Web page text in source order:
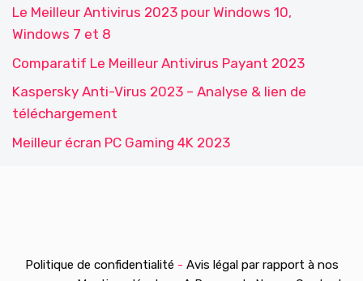
Le Meilleur Antivirus 2023 pour Windows 10,
Windows 7 et 8
Comparatif Le Meilleur Antivirus Payant 2023
Kaspersky Anti-Virus 2023 – Analyse & lien de
téléchargement
Meilleur écran PC Gaming 4K 2023
Politique de confidentialité - Avis légal par rapport à nos